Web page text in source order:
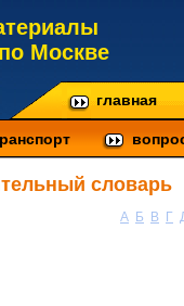
Москве
главная
словарь
А Б В Г